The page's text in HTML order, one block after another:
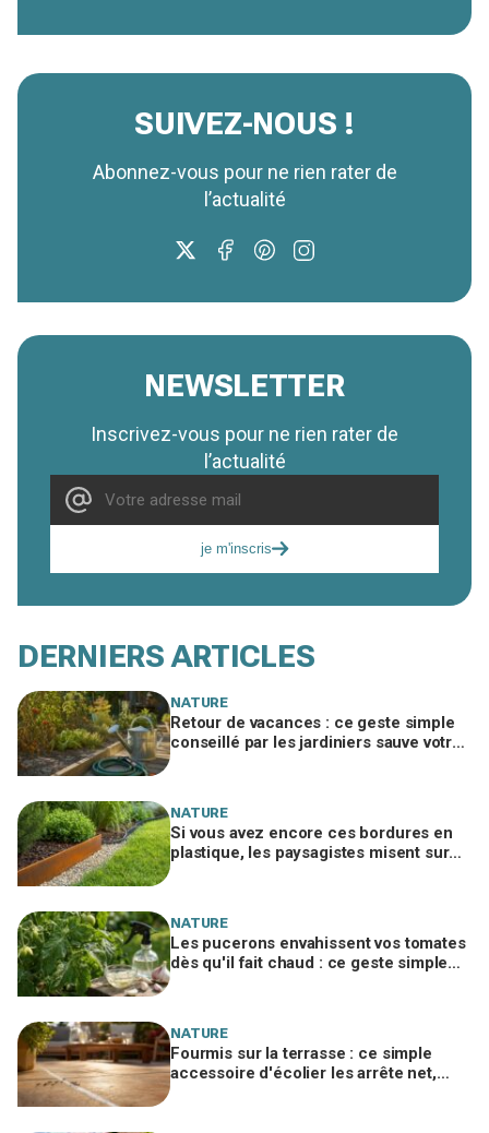
SUIVEZ-NOUS !
Abonnez-vous pour ne rien rater de
l’actualité
NEWSLETTER
Inscrivez-vous pour ne rien rater de
l’actualité
je m'inscris
DERNIERS ARTICLES
NATURE
Retour de vacances : ce geste simple
conseillé par les jardiniers sauve votre
NATURE
Si vous avez encore ces bordures en
plastique, les paysagistes misent sur
NATURE
Les pucerons envahissent vos tomates
dès qu'il fait chaud : ce geste simple
NATURE
Fourmis sur la terrasse : ce simple
accessoire d'écolier les arrête net,